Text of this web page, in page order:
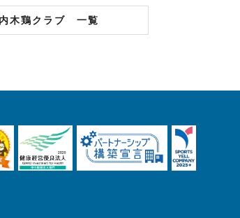
木鶏クラブ 一覧